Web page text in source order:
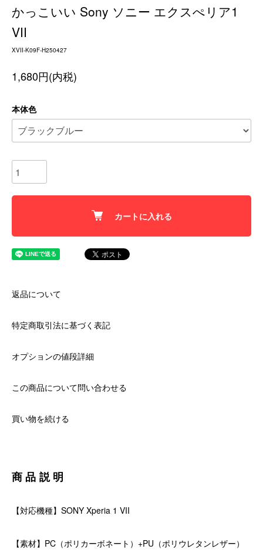
かっこいい Sony ソニー エクスぺリア1
VII
XVII-K09F-H250427
1,680円(内税)
本体色
カートに入れる
返品について
特定商取引法に基づく表記
オプションの値段詳細
この商品について問い合わせる
買い物を続ける
商品説明
【対応機種】SONY Xperia 1 VII
【素材】PC（ポリカーボネート）+PU（ポリウレタンレザー）